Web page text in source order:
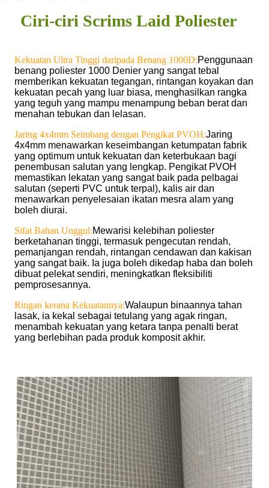
Ciri-ciri Scrims Laid Poliester
Kekuatan Ultra Tinggi daripada Benang 1000D:Penggunaan
benang poliester 1000 Denier yang sangat tebal
memberikan kekuatan tegangan, rintangan koyakan dan
kekuatan pecah yang luar biasa, menghasilkan rangka
yang teguh yang mampu menampung beban berat dan
menahan tebukan dan lelasan.
Jaring 4x4mm Seimbang dengan Pengikat PVOH:Jaring
4x4mm menawarkan keseimbangan ketumpatan fabrik
yang optimum untuk kekuatan dan keterbukaan bagi
penembusan salutan yang lengkap. Pengikat PVOH
memastikan lekatan yang sangat baik pada pelbagai
salutan (seperti PVC untuk terpal), kalis air dan
menawarkan penyelesaian ikatan mesra alam yang
boleh diurai.
Sifat Bahan Unggul:Mewarisi kelebihan poliester
berketahanan tinggi, termasuk pengecutan rendah,
pemanjangan rendah, rintangan cendawan dan kakisan
yang sangat baik. Ia juga boleh dikedap haba dan boleh
dibuat pelekat sendiri, meningkatkan fleksibiliti
pemprosesannya.
Ringan kerana Kekuatannya:Walaupun binaannya tahan
lasak, ia kekal sebagai tetulang yang agak ringan,
menambah kekuatan yang ketara tanpa penalti berat
yang berlebihan pada produk komposit akhir.